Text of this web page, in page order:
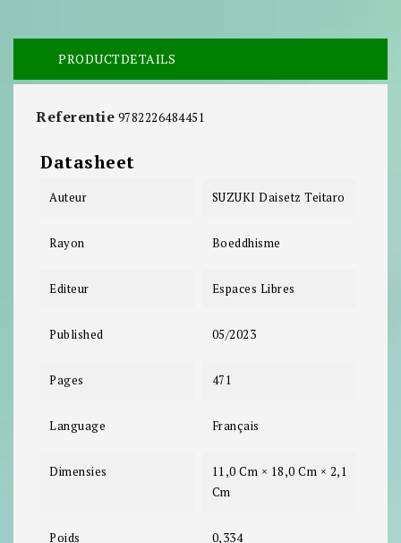
PRODUCTDETAILS
Referentie 9782226484451
Datasheet
Auteur SUZUKI Daisetz Teitaro
Rayon Boeddhisme
Editeur Espaces Libres
Published 05/2023
Pages 471
Language Français
Dimensies
11,0 Cm × 18,0 Cm × 2,1
Cm
Poids 0,334